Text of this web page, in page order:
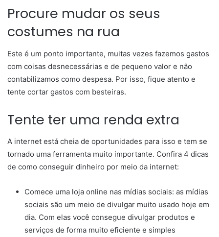
Procure mudar os seus
costumes na rua
Este é um ponto importante, muitas vezes fazemos gastos
com coisas desnecessárias e de pequeno valor e não
contabilizamos como despesa. Por isso, fique atento e
tente cortar gastos com besteiras.
Tente ter uma renda extra
A internet está cheia de oportunidades para isso e tem se
tornado uma ferramenta muito importante. Confira 4 dicas
de como conseguir dinheiro por meio da internet:
Comece uma loja online nas mídias sociais: as mídias
sociais são um meio de divulgar muito usado hoje em
dia. Com elas você consegue divulgar produtos e
serviços de forma muito eficiente e simples